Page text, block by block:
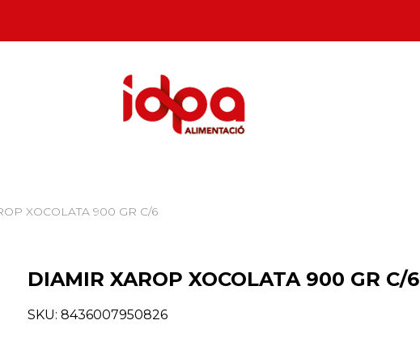
XOCOLATA 900 GR C/6
DIAMIR XAROP XOCOLATA 900 GR C/6
SKU: 8436007950826